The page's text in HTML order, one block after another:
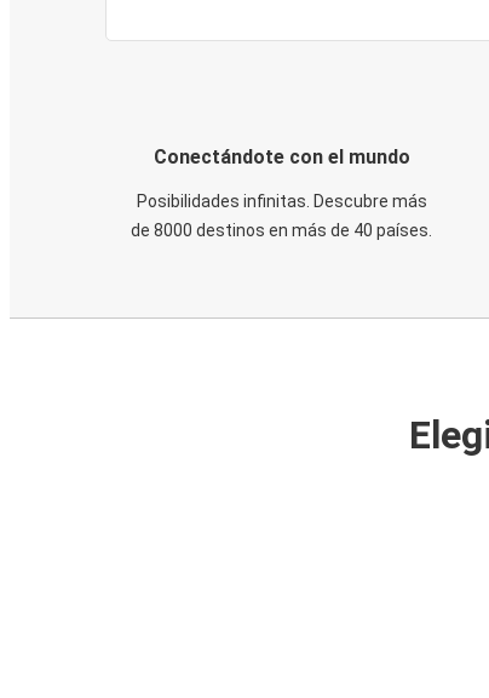
Conectándote con el mundo
Posibilidades infinitas. Descubre más
de 8000 destinos en más de 40 países.